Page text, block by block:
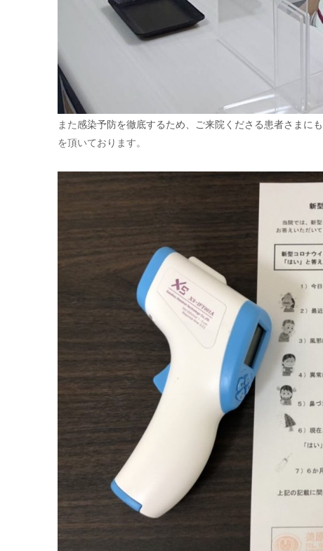
また感染予防を徹底するため、ご来院くださる患者さまにも
を頂いております。